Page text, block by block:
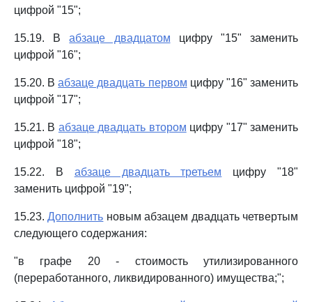
цифрой "15";
15.19. Вабзаце двадцатом цифру "15" заменить
цифрой "16";
15.20. Вабзаце двадцать первом цифру "16" заменить
цифрой "17";
15.21. В абзаце двадцать втором цифру "17" заменить
цифрой "18";
15.22. В абзаце двадцать третьем цифру "18"
заменить цифрой "19";
15.23.Дополнить новым абзацем двадцать четвертым
следующего содержания:
"в графе 20 - стоимость утилизированного
(переработанного, ликвидированного) имущества;";